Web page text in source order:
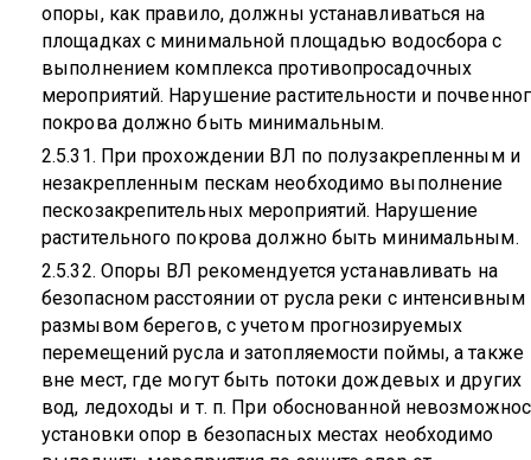
опоры, как правило, должны устанавливаться на
площадках с минимальной площадью водосбора с
выполнением комплекса противопросадочных
мероприятий. Нарушение растительности и
покрова должно быть минимальным.
2.5.31. При прохождении ВЛ по полузакрепленным и
незакрепленным пескам необходимо выполнение
пескозакрепительных мероприятий. Нарушение
растительного покрова должно быть минимальным.
2.5.32. Опоры ВЛ рекомендуется устанавливать на
безопасном расстоянии от русла реки с интенсивным
размывом берегов, с учетом прогнозируемых
перемещений русла и затопляемости поймы, а также
вне мест, где могут быть потоки дождевых и других
вод, ледоходы и т. п. При обоснованной
установки опор в безопасных местах необходимо